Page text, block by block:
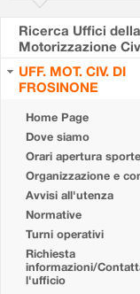
Ricerca Uffici della
Motorizzazione
UFF. MOT. CIV. DI
FROSINONE
Home Page
Dove siamo
Orari apertura
Organizzazione e
Avvisi all'utenza
Normative
Turni operativi
Richiesta
informazioni/
l'ufficio